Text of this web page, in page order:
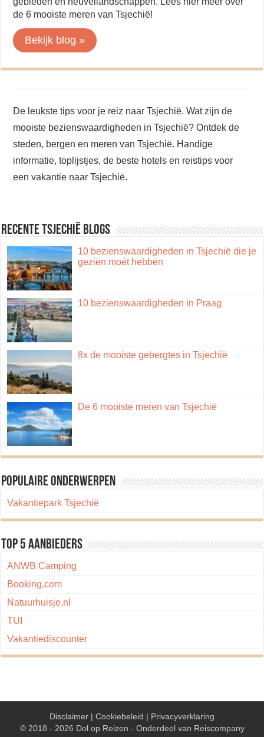
de 6 mooiste meren van Tsjechië!
Bekijk blog »
De leukste tips voor je reiz naar Tsjechië. Wat zijn de
mooiste bezienswaardigheden in Tsjechië? Ontdek de
steden, bergen en meren van Tsjechië. Handige
informatie, toplijstjes, de beste hotels en reistips voor
een vakantie naar Tsjechië.
Recente Tsjechië blogs
10 bezienswaardigheden in Tsjechië die je
gezien moét hebben
10 bezienswaardigheden in Praag
8x de mooiste gebergtes in Tsjechië
De 6 mooiste meren van Tsjechië
Populaire onderwerpen
Vakantiepark Tsjechië
Top 5 aanbieders
ANWB Camping
Booking.com
Natuurhuisje.nl
TUI
Vakantiediscounter
Disclaimer | Cookiebeleid | Privacyverklaring
© 2018 - 2026 Dol op Reizen - Onderdeel van Reiscompany